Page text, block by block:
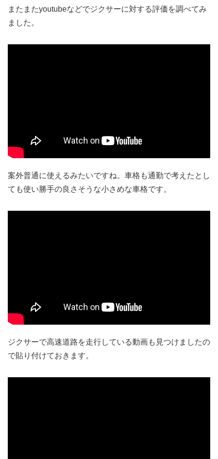
またまたyoutubeなどでジクサーに対する評価を調べてみ
ました。
案外普通に使えるみたいですね。車格も通勤で考えたとし
ても使い勝手の良さそうな小さめな車格です。
ジクサーで高速道路を走行している動画も見つけましたの
で貼り付けておきます。